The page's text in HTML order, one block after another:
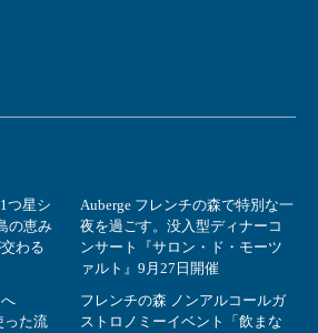
つ星シ
の恵み
わる
Auberge フレンチの森で特別な一
夜を過ごす。没入型ディナーコ
ンサート『サロン・ド・モーツ
ァルト』9月27日開催
った流
フレンチの森 ノンアルコールガ
ストロノミーイベント「飲まな